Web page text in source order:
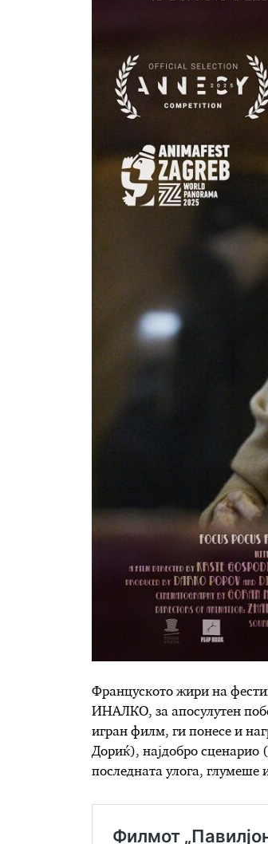
Француското жири на
ИНАЛКО, за апосулутен
игран филм, ги понесе и
Дориќ), најдобро сценарио
последната улога, глумеше